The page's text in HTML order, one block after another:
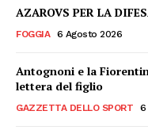
AZAROVS PER LA
FOGGIA 6 Agosto 2026
Antognoni e la
lettera del figlio
GAZZETTA DELLO SPORT 6